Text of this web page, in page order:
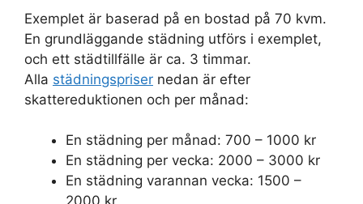
Exemplet är baserad på en bostad på 70 kvm.
En grundläggande städning utförs i exemplet,
och ett städtillfälle är ca. 3 timmar.
Alla städningspriser nedan är efter
skattereduktionen och per månad:
En städning per månad: 700 – 1000 kr
En städning per vecka: 2000 – 3000 kr
En städning varannan vecka: 1500 –